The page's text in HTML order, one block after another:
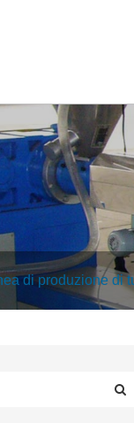
di produzione di